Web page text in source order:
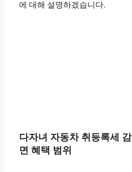
에 대해 설명하겠습니다.
다자녀 자동차 취등록세 감
면 혜택 범위